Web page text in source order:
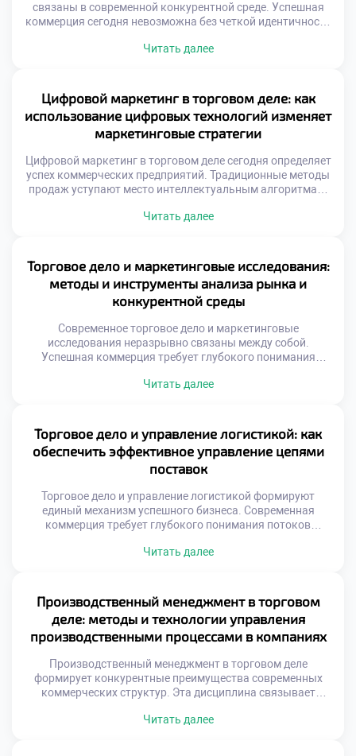
связаны в современной конкурентной среде. Успешная
коммерция сегодня невозможна без четкой идентичности
превращает обычный товар в желанный объект для
психологии потребителей. Бренд представляет собой
совокупность обещаний, которые компания дает своим
клиентам ежедневно. […]
Читать далее
Цифровой маркетинг в торговом деле: как
использование цифровых технологий изменяет
маркетинговые стратегии
Цифровой маркетинг в торговом деле сегодня определяет
успех коммерческих предприятий. Традиционные методы
продаж уступают место интеллектуальным алгоритмам.
покупателя. Рынок требует новых компетенций от
стали главным активом компаний. Аналитика заменяет
интуитивные решения менеджеров. Стратегии строятся
на точных метриках поведения клиентов. […]
Читать далее
Торговое дело и маркетинговые исследования:
методы и инструменты анализа рынка и
конкурентной среды
Современное торговое дело и маркетинговые
исследования неразрывно связаны между собой.
Успешная коммерция требует глубокого понимания
превращается в хаотичный процесс. Аналитика
решений. Рынок постоянно меняется под воздействием
множества факторов. Игнорирование этих сигналов
ведет к неизбежным убыткам. Грамотный специалист
умеет […]
Читать далее
Торговое дело и управление логистикой: как
обеспечить эффективное управление цепями
поставок
Торговое дело и управление логистикой формируют
единый механизм успешного бизнеса. Современная
коммерция требует глубокого понимания потоков
теряет смысл. Эта связь определяет
материальных ценностей. Знание логистики становится
обязательным навыком для специалиста. Эффективные
цепи поставок снижают издержки предприятия. Скорость
доставки напрямую […]
Читать далее
Производственный менеджмент в торговом
деле: методы и технологии управления
производственными процессами в компаниях
Производственный менеджмент в торговом деле
формирует конкурентные преимущества современных
коммерческих структур. Эта дисциплина связывает
процессами предприятия. Грамотное управление создает
Читать далее